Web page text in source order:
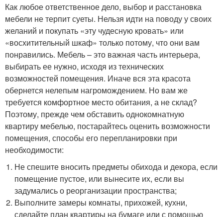
Как любое ответственное дело, выбор и расстановка
мебели не терпит суеты. Нельзя идти на поводу у своих
желаний и покупать «эту чудесную кровать» или
«восхитительный шкаф» только потому, что они вам
понравились. Мебель – это важная часть интерьера,
выбирать ее нужно, исходя из технических
возможностей помещения. Иначе вся эта красота
обернется нелепым нагромождением. Но вам же
требуется комфортное место обитания, а не склад?
Поэтому, прежде чем обставить однокомнатную
квартиру мебелью, постарайтесь оценить возможности
помещения, способы его перепланировки при
необходимости:
Не спешите вносить предметы обихода и декора, если
помещение пустое, или вынесите их, если вы
задумались о реорганизации пространства;
Выполните замеры комнаты, прихожей, кухни,
сделайте план квартиры на бумаге или с помощью